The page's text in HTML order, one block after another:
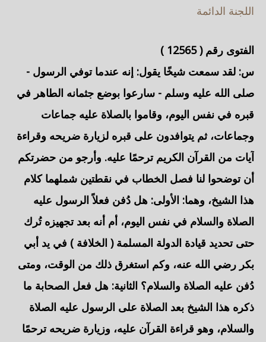
اللجنة الدائمة
الفتوى رقم (12565
)
س: لقد سمعت شيخًا يقول: إنه عندما توفي الرسول -
صلى الله عليه وسلم - سارعوا بوضع جثمانه الطاهر في
قبره في نفس اليوم، وقاموا بالصلاة عليه جماعات
وجماعات، ثم يتوافدون على قبره لزيارة ضريحه وقراءة
آيات من القرآن الكريم ترحمًا عليه. وأرجو من حضرتكم
أن توضحوا لنا فصل الخطاب في نقطتين شملهما كلام
هذا الشيخ، وهما: الأولى: هل دُفن فعلاً الرسول عليه
الصلاة والسلام في نفس اليوم، أم أنه بعد تجهيزه تُرك
حتى تحديد قيادة الدولة المسلمة ( الخلافة ) في يد أبي
بكر رضي الله عنه، وكم استغرق ذلك من الوقت، ومتى
دُفن عليه الصلاة والسلام؟ الثانية: هل فعل الصحابة ما
ذكره هذا الشيخ بعد الصلاة على الرسول عليه الصلاة
والسلام، وهو قراءة القرآن عليه، وزيارة ضريحه ترحمًا